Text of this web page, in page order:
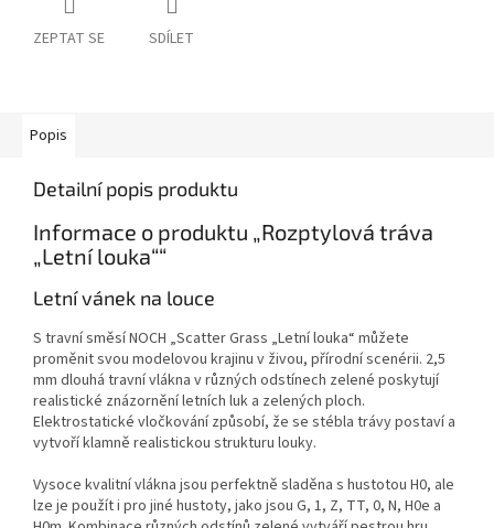
ZEPTAT SE SDÍLET
Popis
Detailní popis produktu
Informace o produktu „Rozptylová tráva
„Letní louka““
Letní vánek na louce
S travní směsí NOCH „Scatter Grass „Letní louka“ můžete
proměnit svou modelovou krajinu v živou, přírodní scenérii. 2,5
mm dlouhá travní vlákna v různých odstínech zelené poskytují
realistické znázornění letních luk a zelených ploch.
Elektrostatické vločkování způsobí, že se stébla trávy postaví a
vytvoří klamně realistickou strukturu louky.
Vysoce kvalitní vlákna jsou perfektně sladěna s hustotou H0, ale
lze je použít i pro jiné hustoty, jako jsou G, 1, Z, TT, 0, N, H0e a